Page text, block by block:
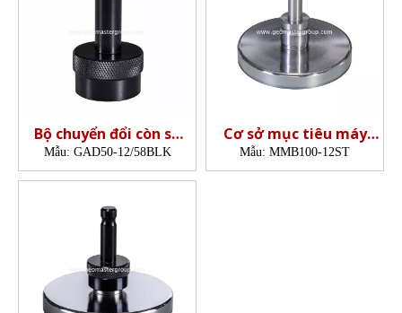
Bộ chuyển đổi còn sơ
khai
Mẫu: GAD50-12/58BLK
Cơ sở mục tiêu máy
quét
Mẫu: MMB100-12ST